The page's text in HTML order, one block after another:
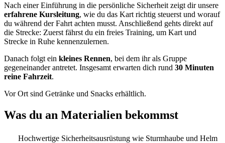
Nach einer Einführung in die persönliche Sicherheit zeigt dir unsere
erfahrene Kursleitung, wie du das Kart richtig steuerst und worauf
du während der Fahrt achten musst. Anschließend gehts direkt auf
die Strecke: Zuerst fährst du ein freies Training, um Kart und
Strecke in Ruhe kennenzulernen.
Danach folgt ein kleines Rennen, bei dem ihr als Gruppe
gegeneinander antretet. Insgesamt erwarten dich rund 30 Minuten
reine Fahrzeit.
Vor Ort sind Getränke und Snacks erhältlich.
Was du an Materialien bekommst
Hochwertige Sicherheitsausrüstung wie Sturmhaube und Helm